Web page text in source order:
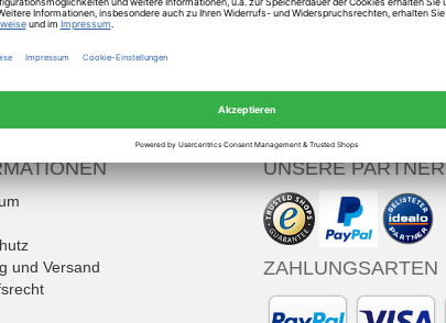
und Versand
UNSERE PARTNER
ZAHLUNGSARTEN